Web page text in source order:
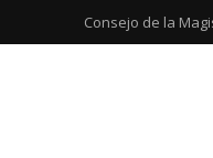
Consejo de la